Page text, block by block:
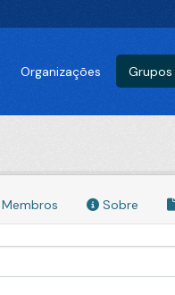
Organizações Grupos
Sobre